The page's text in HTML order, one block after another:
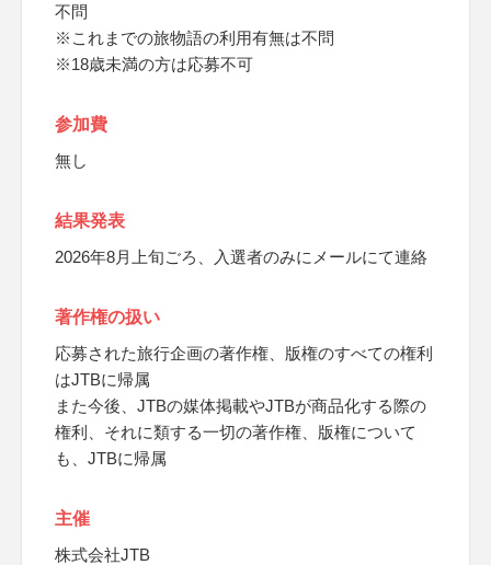
不問
※これまでの旅物語の利用有無は不問
※18歳未満の方は応募不可
参加費
無し
結果発表
2026年8月上旬ごろ、入選者のみにメールにて連絡
著作権の扱い
応募された旅行企画の著作権、版権のすべての権利
はJTBに帰属
また今後、JTBの媒体掲載やJTBが商品化する際の
権利、それに類する一切の著作権、版権について
も、JTBに帰属
主催
株式会社JTB